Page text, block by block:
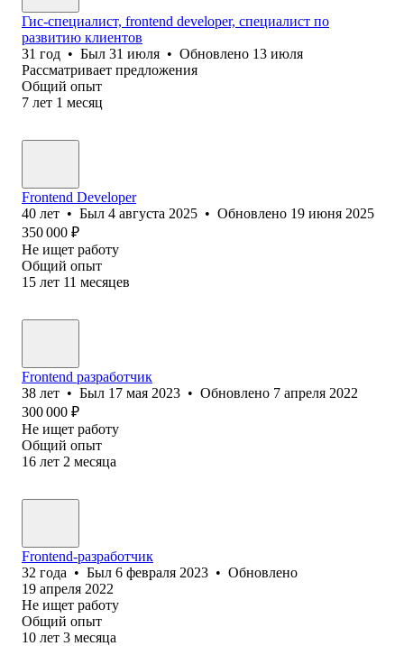
Гис-специалист, frontend developer, специалист по
развитию клиентов
31 год • Был 31 июля • Обновлено 13 июля
Рассматривает предложения
Общий опыт
7 лет 1 месяц
Frontend Developer
40 лет • Был 4 августа 2025 • Обновлено 19 июня 2025
350 000 ₽
Не ищет работу
Общий опыт
15 лет 11 месяцев
Frontend разработчик
38 лет • Был 17 мая 2023 • Обновлено 7 апреля 2022
300 000 ₽
Не ищет работу
Общий опыт
16 лет 2 месяца
Frontend-разработчик
32 года • Был 6 февраля 2023 • Обновлено
19 апреля 2022
Не ищет работу
Общий опыт
10 лет 3 месяца